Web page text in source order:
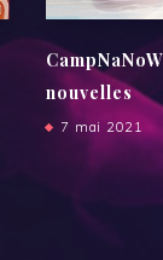
nouvelles
7 mai 2021